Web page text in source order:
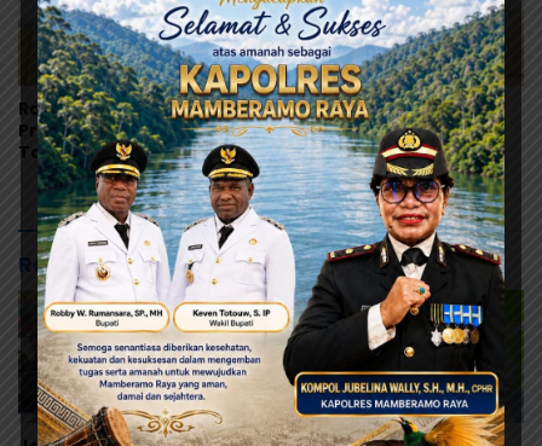
Ramses Wally Minta
Program MBG Dievaluasi
Total, Usul Dana
Langsung Dikelola
Sekolah
Ramses Wally: Festival
Danau Sentani Ke-XV
2026 Harus Kembali
Masuk Kalender Event
Nasional
Rekomendasi untuk kamu